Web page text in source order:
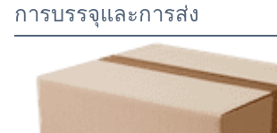
การบรรจุและการส่ง